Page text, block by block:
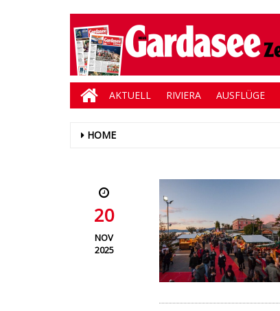
AKTUELL RIVIERA AUSFLÜGE
HOME
20
NOV
2025